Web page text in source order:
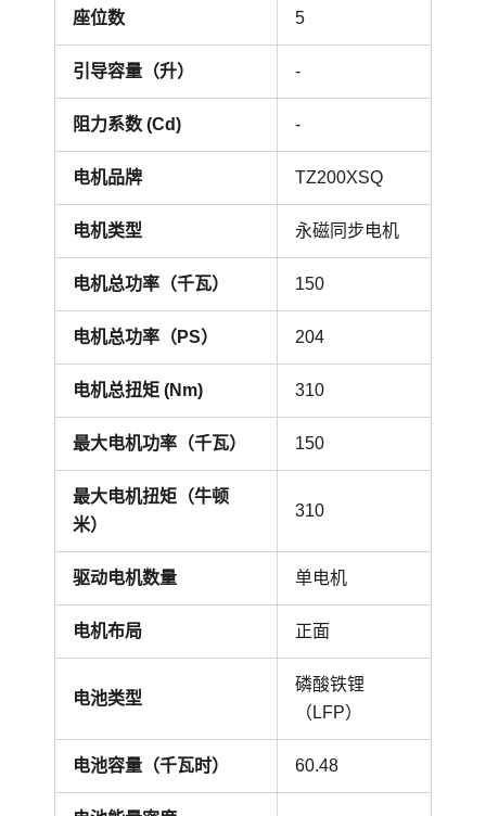
座位数 5
引导容量（升） -
阻力系数 (Cd) -
电机品牌 TZ200XSQ
电机类型 永磁同步电机
电机总功率（千瓦） 150
电机总功率（PS） 204
电机总扭矩 (Nm) 310
最大电机功率（千瓦） 150
最大电机扭矩（牛顿
米）
310
驱动电机数量 单电机
电机布局 正面
电池类型
磷酸铁锂
（LFP）
电池容量（千瓦时） 60.48